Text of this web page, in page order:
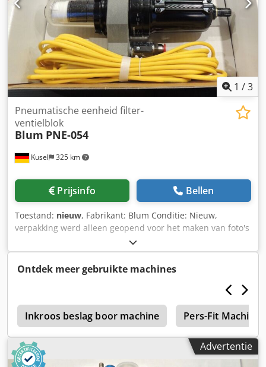
1 /3
Kusel 325 km
Pneumatische eenheid filter-
ventielblok
Blum PNE-054
Prijsinfo Bellen
Toestand: nieuw, Fabrikant: Blum Conditie: Nieuw,
verpakking werd alleen geopend voor het maken van foto's
Type: Pneumatiekeenheid Model: PNE-054 Bouwgroep:
Filter-ventielblok Medium: Perslucht Uitvoering:
Onderhouds- en voedereenheid voor pneumatische
systemen Bestanddelen: Filtereenheid, ventielenheid,
automatiserings- en pneumatische toepassingen
Montagewijze: Kast- en machinemontering Crsdpfx Aezcw
Enoi Dsf Beschikbaar aantal: 2 stuks
Ontdek meer gebruikte machines
Inkroos beslag boor machine Pers-Fit Machine
Advertentie